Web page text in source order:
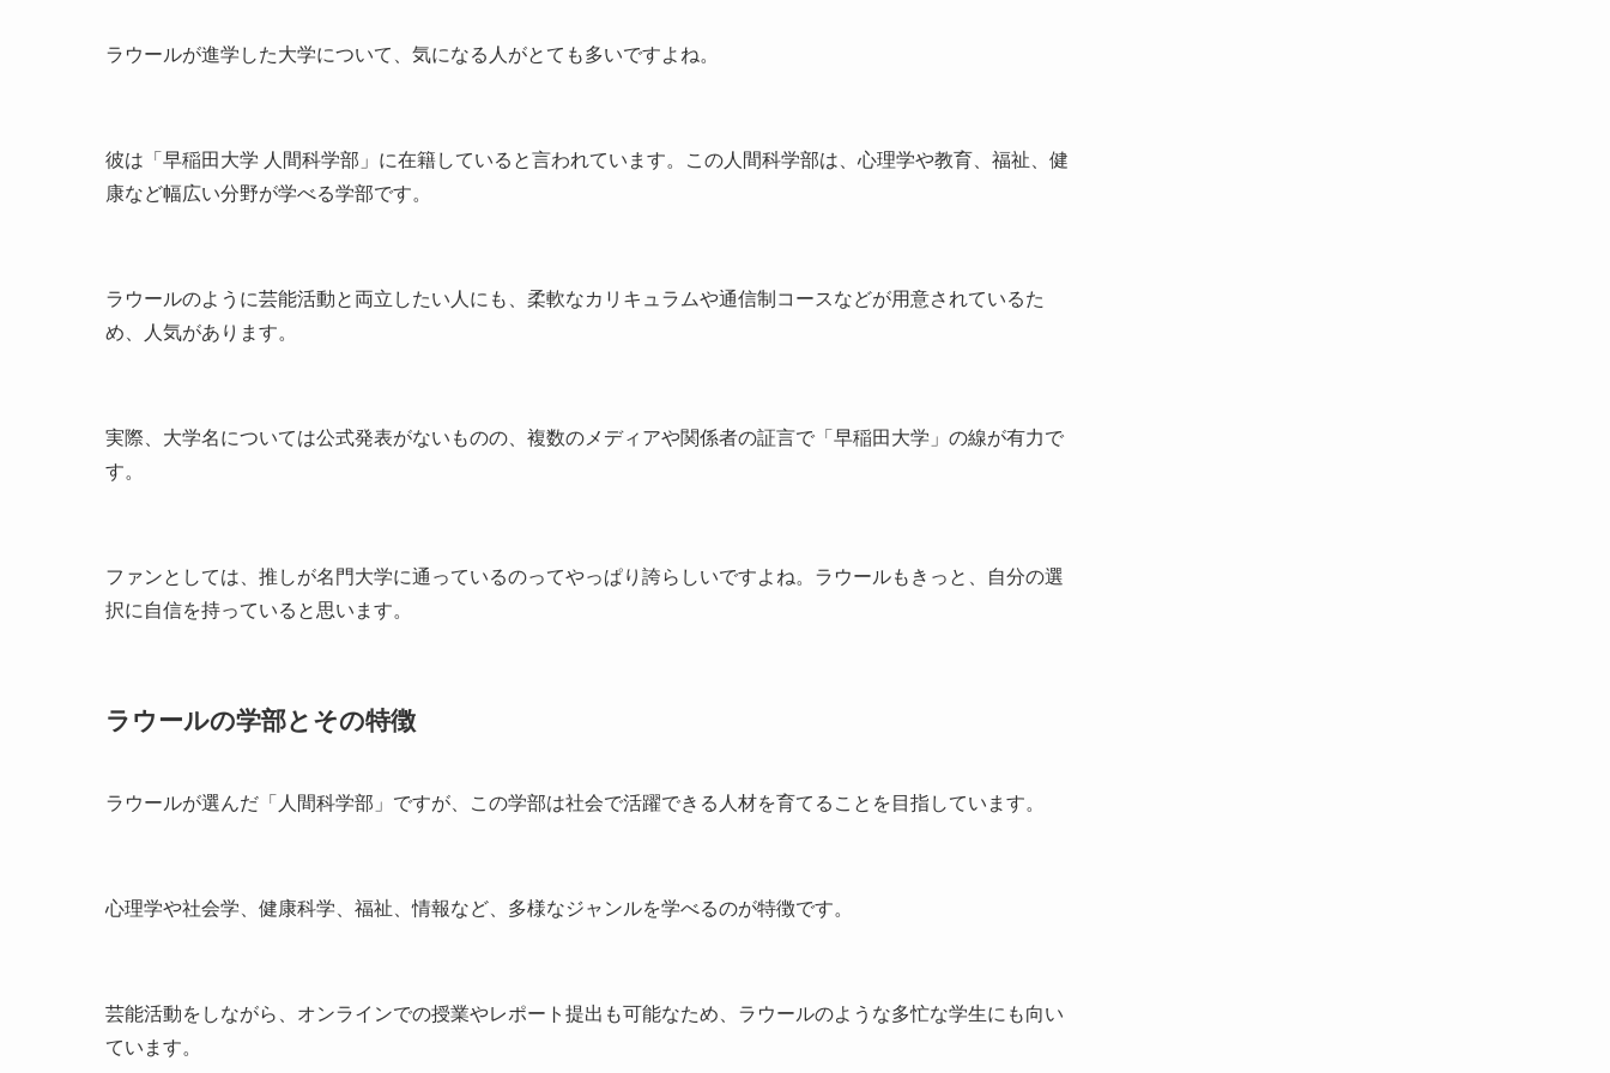
ラウールが進学した大学について、気になる人がとても多いですよね。
彼は「早稲田大学 人間科学部」に在籍していると言われています。この人間科学部は、心理学や教育、福祉、健
康など幅広い分野が学べる学部です。
ラウールのように芸能活動と両立したい人にも、柔軟なカリキュラムや通信制コースなどが用意されているた
め、人気があります。
実際、大学名については公式発表がないものの、複数のメディアや関係者の証言で「早稲田大学」の線が有力で
す。
ファンとしては、推しが名門大学に通っているのってやっぱり誇らしいですよね。ラウールもきっと、自分の選
択に自信を持っていると思います。
ラウールの学部とその特徴
ラウールが選んだ「人間科学部」ですが、この学部は社会で活躍できる人材を育てることを目指しています。
心理学や社会学、健康科学、福祉、情報など、多様なジャンルを学べるのが特徴です。
芸能活動をしながら、オンラインでの授業やレポート提出も可能なため、ラウールのような多忙な学生にも向い
ています。